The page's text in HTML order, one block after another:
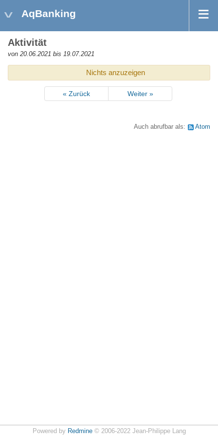
AqBanking
Aktivität
von 20.06.2021 bis 19.07.2021
Nichts anzuzeigen
« Zurück Weiter »
Auch abrufbar als: Atom
Powered by Redmine© 2006-2022 Jean-Philippe Lang